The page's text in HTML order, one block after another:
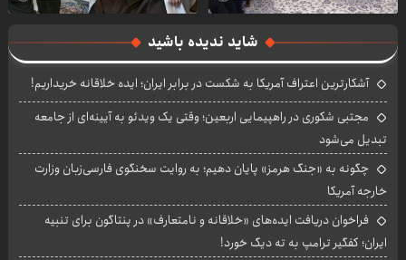
شاید ندیده باشید
آشکارترین اعتراف آمریکا به شکست در برابر ایران؛ ایده خلاقانه خریداریم!
مجتبی شکوری در راهپیمایی اربعین؛ وقتی یک ویدئو به آیینه‌ای از جامعه
تبدیل می‌شود
چگونه به «جنگ هرمز» پایان دهیم؛ به روایت سخنگوی فارسی‌زبان وزارت
خارجه آمریکا
فراخوان دریافت ایده‌های «خلاقانه و نامتعارف» در پنتاگون برای تنبیه
ایران؛ کفگیر ترامپ به ته دیگ خورد!